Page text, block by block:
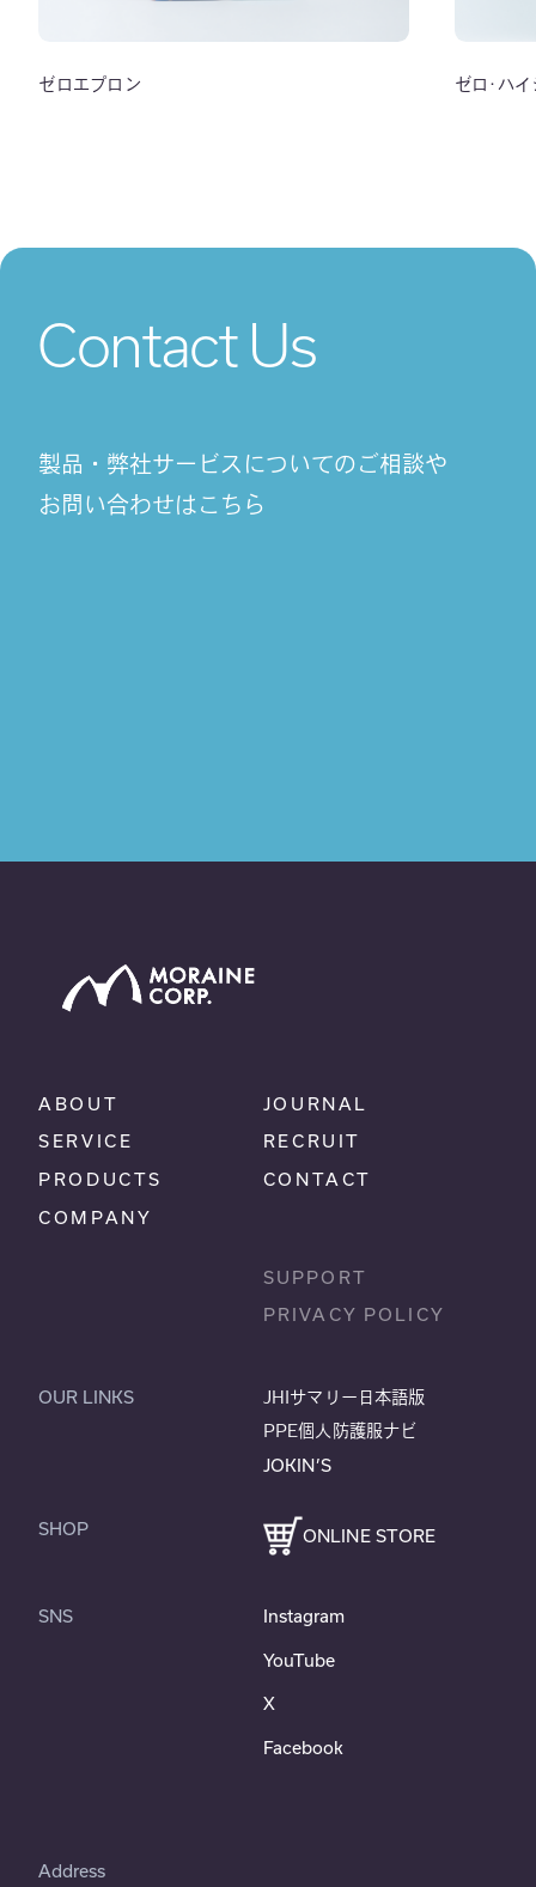
ゼロエプロン ゼロ･ハ
Contact Us
製品・弊社サービスについてのご相談や
お問い合わせはこちら
ABOUT
SERVICE
PRODUCTS
COMPANY
JOURNAL
RECRUIT
CONTACT
SUPPORT
PRIVACY POLICY
OUR LINKS
JHIサマリー日本語版
PPE個人防護服ナビ
JOKIN’S
SHOP ONLINE STORE
SNS Instagram
YouTube
X
Facebook
Address